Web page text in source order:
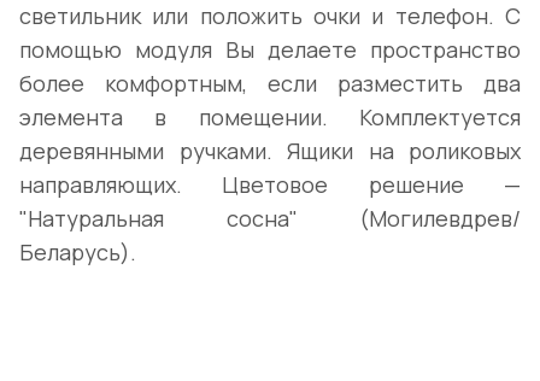
светильник или положить очки и телефон. С
помощью модуля Вы делаете пространство
более комфортным, если разместить два
элемента в помещении. Комплектуется
деревянными ручками. Ящики на роликовых
направляющих. Цветовое решение —
"Натуральная сосна" (Могилевдрев/
Беларусь).